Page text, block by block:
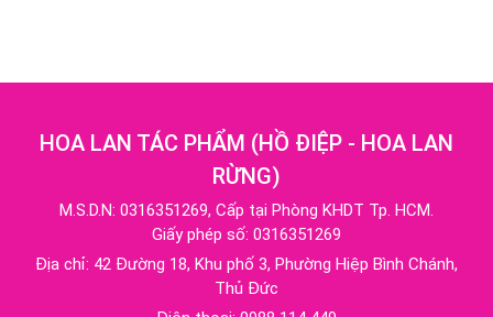
HOA LAN TÁC PHẨM (HỒ ĐIỆP - HOA LAN
RỪNG)
M.S.D.N: 0316351269, Cấp tại Phòng KHDT Tp. HCM.
Giấy phép số: 0316351269
Địa chỉ: 42 Đường 18, Khu phố 3, Phường Hiệp Bình Chánh,
Thủ Đức